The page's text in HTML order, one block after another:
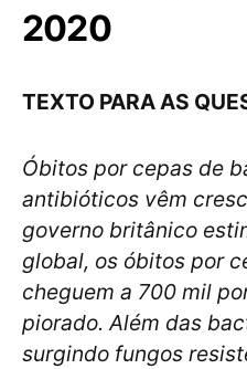
2020
TEXTO PARA AS
Óbitos por cepas de
antibióticos vêm
governo britânico
global, os óbitos por
cheguem a 700 mil
piorado. Além das
surgindo fungos